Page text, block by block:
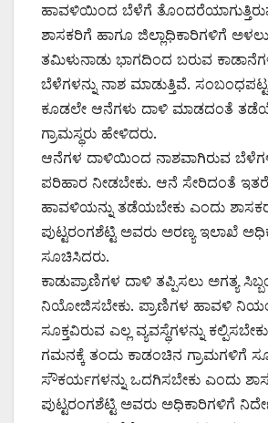
ಹಾವಳಿಯಿಂದ ಬೆಳೆಗೆ
ಶಾಸಕರಿಗೆ ಹಾಗೂ ಜಿಲ್ಲಾಧಿಕಾರಿಗಳಿಗೆ
ತಮಿಳುನಾಡು ಭಾಗದಿಂದ ಬರುವ
ಬೆಳೆಗಳನ್ನು ನಾಶ ಮಾಡುತ್ತಿವೆ.
ಕೂಡಲೇ ಆನೆಗಳು ದಾಳಿ ಮಾಡದಂತೆ
ಗ್ರಾಮಸ್ಥರು ಹೇಳಿದರು.
ಆನೆಗಳ ದಾಳಿಯಿಂದ ನಾಶವಾಗಿರುವ
ಪರಿಹಾರ ನೀಡಬೇಕು. ಆನೆ ಸೇರಿದಂತೆ
ಹಾವಳಿಯನ್ನು ತಡೆಯಬೇಕು ಎಂದು
ಪುಟ್ಟರಂಗಶೆಟ್ಟಿ ಅವರು ಅರಣ್ಯ ಇಲಾಖೆ
ಸೂಚಿಸಿದರು.
ಕಾಡುಪ್ರಾಣಿಗಳ ದಾಳಿ ತಪ್ಪಿಸಲು ಅಗತ್ಯ
ನಿಯೋಜಿಸಬೇಕು. ಪ್ರಾಣಿಗಳ ಹಾವಳಿ
ಸೂಕ್ತವಿರುವ ಎಲ್ಲ ವ್ಯವಸ್ಥೆಗಳನ್ನು
ಗಮನಕ್ಕೆ ತಂದು ಕಾಡಂಚಿನ ಗ್ರಾಮಗಳಿಗೆ
ಸೌಕರ್ಯಗಳನ್ನು ಒದಗಿಸಬೇಕು ಎಂದು
ಪುಟ್ಟರಂಗಶೆಟ್ಟಿ ಅವರು ಅಧಿಕಾರಿಗಳಿಗೆ